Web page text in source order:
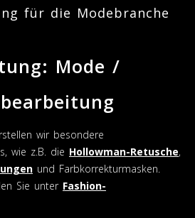
für die Modebranche
Mode /
wir besondere
wie z.B. die Hollowman-Retusche,
und Farbkorrekturmasken.
Sie unter Fashion-